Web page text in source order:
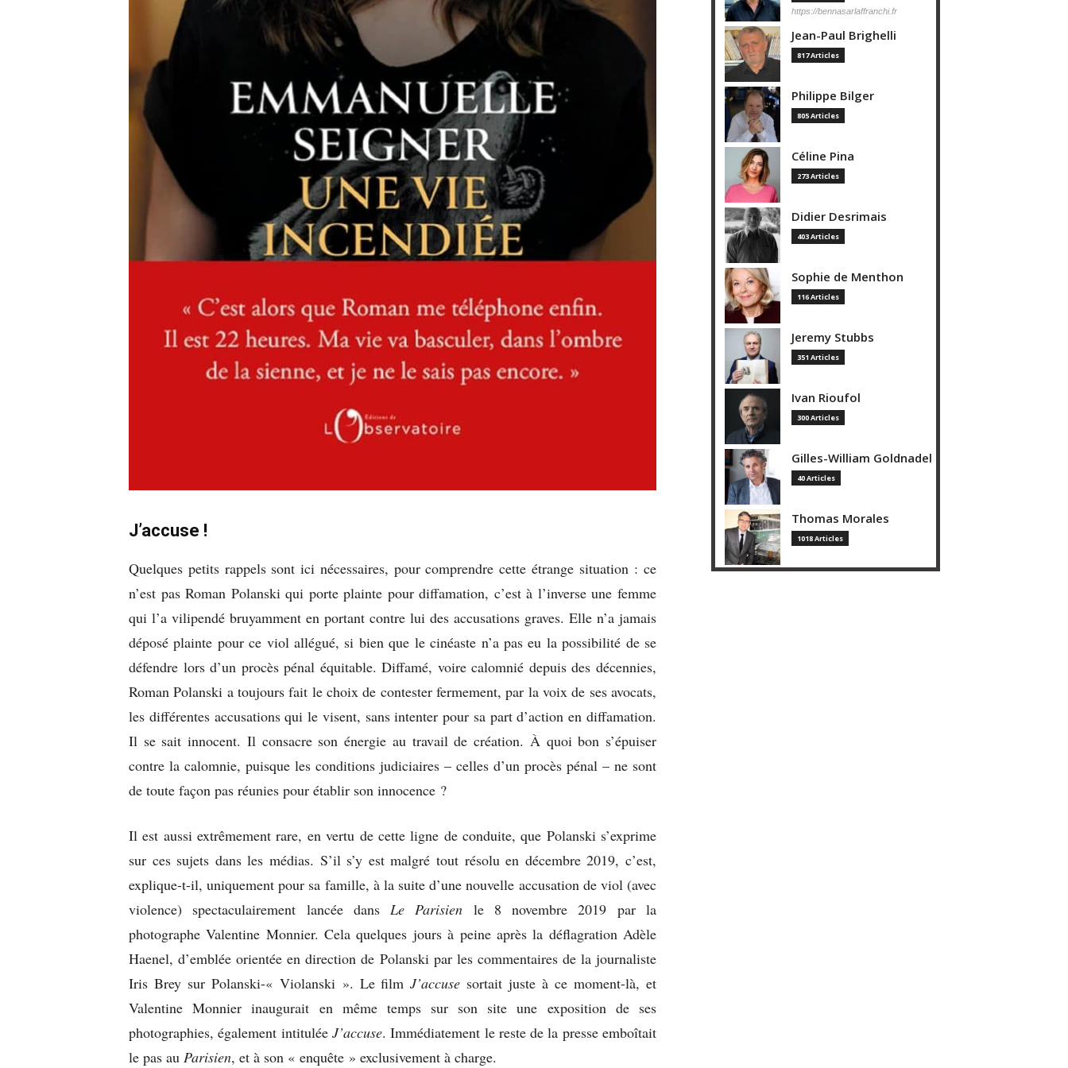
J’accuse !
Quelques petits rappels sont ici nécessaires, pour comprendre cette étrange situation : ce
n’est pas Roman Polanski qui porte plainte pour diffamation, c’est à l’inverse une femme
qui l’a vilipendé bruyamment en portant contre lui des accusations graves. Elle n’a jamais
déposé plainte pour ce viol allégué, si bien que le cinéaste n’a pas eu la possibilité de se
défendre lors d’un procès pénal équitable. Diffamé, voire calomnié depuis des décennies,
Roman Polanski a toujours fait le choix de contester fermement, par la voix de ses avocats,
les différentes accusations qui le visent, sans intenter pour sa part d’action en diffamation.
Il se sait innocent. Il consacre son énergie au travail de création. À quoi bon s’épuiser
contre la calomnie, puisque les conditions judiciaires – celles d’un procès pénal – ne sont
de toute façon pas réunies pour établir son innocence ?
Il est aussi extrêmement rare, en vertu de cette ligne de conduite, que Polanski s’exprime
sur ces sujets dans les médias. S’il s’y est malgré tout résolu en décembre 2019, c’est,
explique-t-il, uniquement pour sa famille, à la suite d’une nouvelle accusation de viol (avec
violence) spectaculairement lancée dans Le Parisien le 8 novembre 2019 par la
photographe Valentine Monnier. Cela quelques jours à peine après la déflagration Adèle
Haenel, d’emblée orientée en direction de Polanski par les commentaires de la journaliste
Iris Brey sur Polanski-« Violanski ». Le filmJ’accuse sortait juste à ce moment-là, et
Valentine Monnier inaugurait en même temps sur son site une exposition de ses
photographies, également intitulée J’accuse. Immédiatement le reste de la presse emboîtait
le pas au Parisien, et à son « enquête » exclusivement à charge.
https://bennasarlaffranchi.fr
Jean-Paul Brighelli
817 Articles
Philippe Bilger
805 Articles
Céline Pina
273 Articles
Didier Desrimais
403 Articles
Sophie de Menthon
116 Articles
Jeremy Stubbs
351 Articles
Ivan Rioufol
300 Articles
Gilles-William Goldnadel
40 Articles
Thomas Morales
1018 Articles